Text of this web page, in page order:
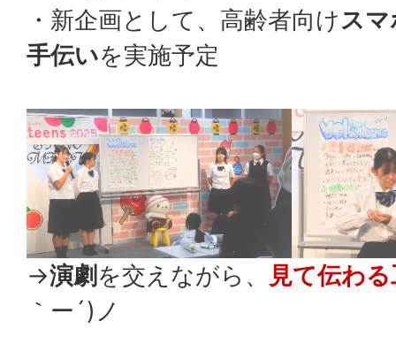
・新企画として、高齢者向けスマ
手伝いを実施予定
→演劇 を交えながら、
見て伝わ
｀ー´)ノ